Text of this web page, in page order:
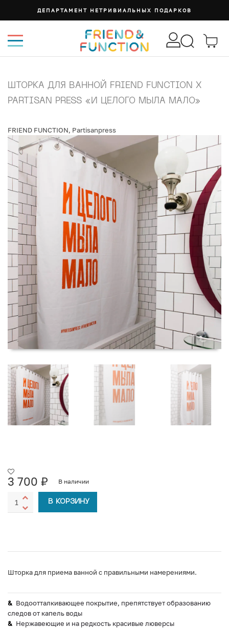
ДЕПАРТАМЕНТ НЕТРИВИАЛЬНЫХ ПОДАРКОВ
ШТОРКА ДЛЯ ВАННОЙ FRIEND FUNCTION X
PARTISAN PRESS «И ЦЕЛОГО МЫЛА МАЛО»
FRIEND FUNCTION, Partisanpress
3 700 ₽ В наличии
В КОРЗИНУ
Шторка для приема ванной с правильными намерениями.
Водоотталкивающее покрытие, препятствует образованию
следов от капель воды
Нержавеющие и на редкость красивые люверсы